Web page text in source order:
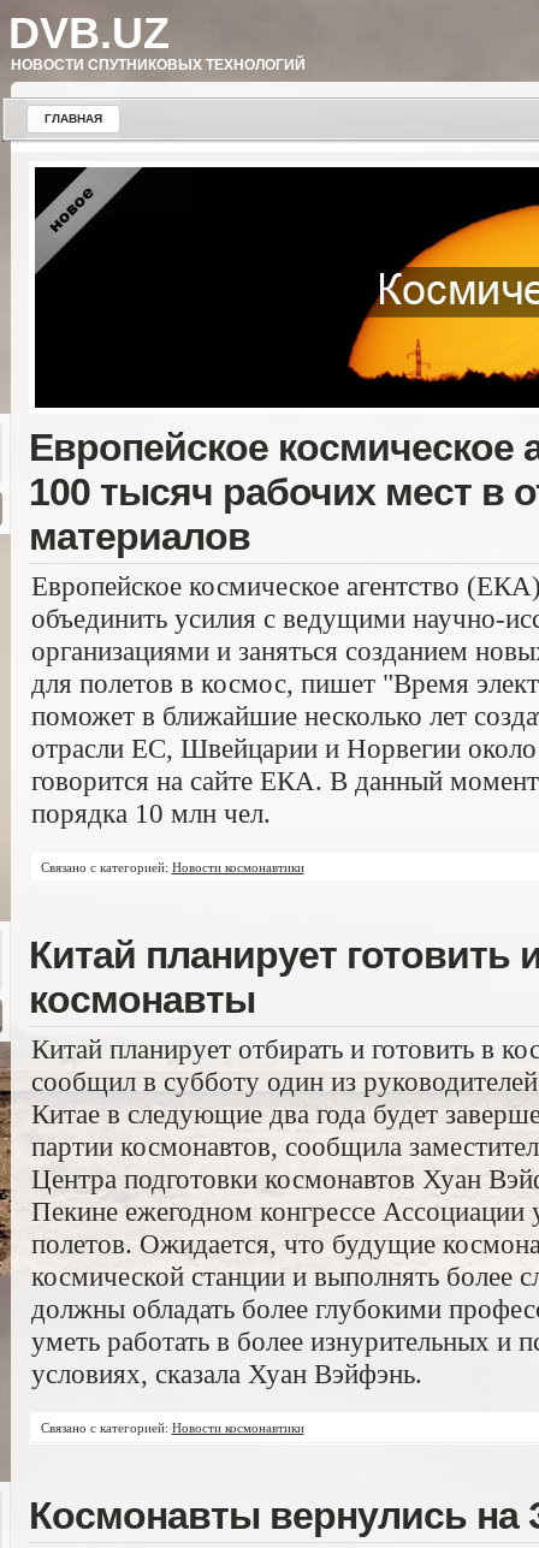
DVB.UZ
НОВОСТИ СПУТНИКОВЫХ ТЕХНОЛОГИЙ
ГЛАВНАЯ
Европейское космическое
100 тысяч рабочих мест в
материалов
Европейское космическое агентство
объединить усилия с ведущими научно-
организациями и заняться созданием
для полетов в космос, пишет "Время
поможет в ближайшие несколько лет
отрасли ЕС, Швейцарии и Норвегии
говорится на сайте ЕКА. В данный
порядка 10 млн чел.
Связано с категорией: Новости космонавтики
Китай планирует готовить
космонавты
Китай планирует отбирать и готовить в
сообщил в субботу один из
Китае в следующие два года будет
партии космонавтов, сообщила
Центра подготовки космонавтов Хуан
Пекине ежегодном конгрессе Ассоциации
полетов. Ожидается, что будущие
космической станции и выполнять более
должны обладать более глубокими
уметь работать в более изнурительных и
условиях, сказала Хуан Вэйфэнь.
Связано с категорией: Новости космонавтики
Космонавты вернулись на